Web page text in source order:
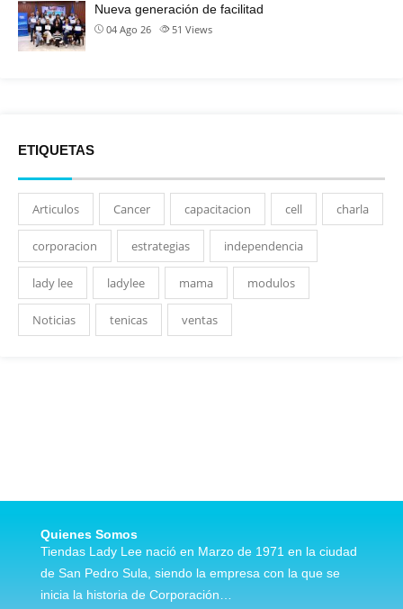
Nueva generación de facilitad
04 Ago 26 51 Views
ETIQUETAS
Articulos Cancer capacitacion cell charla
corporacion estrategias independencia
lady lee ladylee mama modulos
Noticias tenicas ventas
Quienes Somos
Tiendas Lady Lee nació en Marzo de 1971 en la ciudad
de San Pedro Sula, siendo la empresa con la que se
inicia la historia de Corporación…